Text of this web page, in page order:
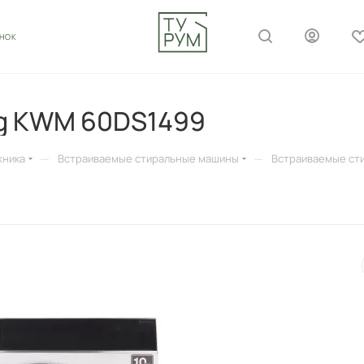
KWM 60DS1499
— Встраиваемые стиральные машины —
Встраиваемые